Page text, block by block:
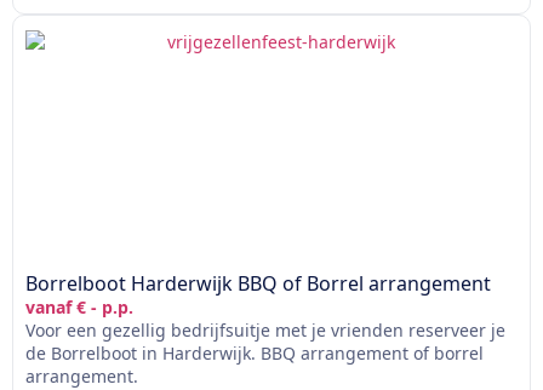
Borrelboot Harderwijk BBQ of Borrel arrangement
vanaf € - p.p.
Voor een gezellig bedrijfsuitje met je vrienden reserveer je
de Borrelboot in Harderwijk. BBQ arrangement of borrel
arrangement.